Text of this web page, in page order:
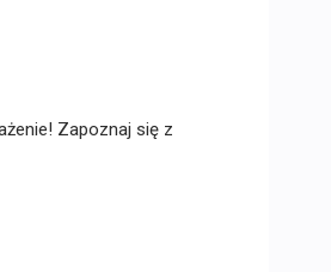
Zapoznaj się z